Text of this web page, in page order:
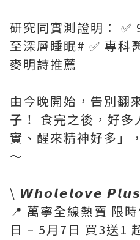
研究同實測證明： ✅
至深層睡眠# ✅ 專科
麥明詩推薦
由今晚開始，告別翻
子！ 食完之後，好多
實、醒來精神好多」
～
\ 𝙒𝙝𝙤𝙡𝙚𝙡𝙤𝙫𝙚 𝙋𝙡𝙪𝙨
📍 萬寧全線熱賣 限
日 – 5月7日 買3送1